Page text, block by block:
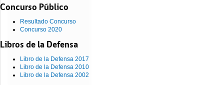
Concurso Público
Resultado Concurso
Concurso 2020
Libros de la Defensa
Libro de la Defensa 2017
Libro de la Defensa 2010
Libro de la Defensa 2002